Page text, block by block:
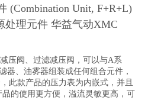
(Combination Unit, F+R+L)
处理元件 华益气动XMC
压阀、过滤减压阀，可以与A系
器、油雾器组装成任何组合元件，
此款产品的压力表为内嵌式，并且
的使用更方便，溢流灵敏更高，可